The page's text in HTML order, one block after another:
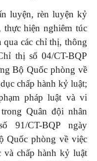
luyện, rèn luyện kỷ
thực hiện nghiêm túc
qua các chỉ thị, thông
thị số 04/CT-BQP
Bộ Quốc phòng về
chấp hành kỷ luật;
pháp luật và vi
Quân đội nhân
91/CT-BQP ngày
Quốc phòng về việc
và chấp hành kỷ luật